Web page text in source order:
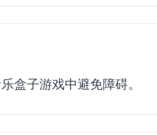
盒子游戏中避免障碍。